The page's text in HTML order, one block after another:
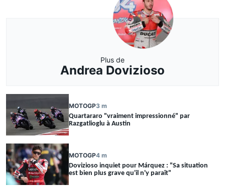
Plus de
Andrea Dovizioso
MOTOGP3 m
Quartararo "vraiment impressionné" par
Razgatlioglu à Austin
MOTOGP4 m
Dovizioso inquiet pour Márquez : "Sa situation
est bien plus grave qu'il n'y paraît"